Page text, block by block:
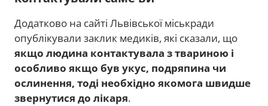
Додатково на сайті Львівської міськради
опублікували заклик медиків, які сказали, що
якщо людина контактувала з твариною і
особливо якщо був укус, подряпина чи
ослинення, тоді необхідно якомога швидше
звернутися до лікаря.